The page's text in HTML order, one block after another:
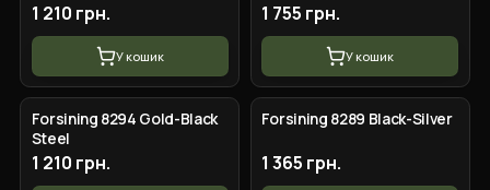
1 210 грн.
У кошик
1 755 грн.
У кошик
Forsining 8294 Gold-Black
Steel
1 210 грн.
Forsining 8289 Black-Silver
1 365 грн.